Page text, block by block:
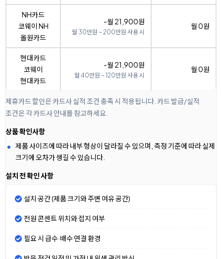
NH카드
코웨이 NH
올원카드
-월 21,900원
월 30만원 ~ 200만원 사용 시
월 0원
현대카드
코웨이
현대카드
-월 21,900원
월 40만원 ~ 120만원 사용 시
월 0원
제휴카드 할인은 카드사 실적 조건 충족 시 적용됩니다. 카드 발급/실적
조건은 각 카드사 안내를 참고하세요.
상품 확인사항
제품 사이즈에 따라 내부 형상이 달라질 수 있으며, 측정 기준에 따라 실제
크기에 오차가 생길 수 있습니다.
설치 전 확인 사항
설치 공간 (제품 크기와 주변 여유 공간)
전원 콘센트 위치와 접지 여부
필요 시 급수·배수 연결 환경